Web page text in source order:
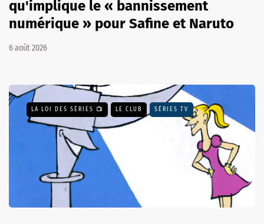
qu'implique le « bannissement
numérique » pour Safine et Naruto
6 août 2026
LA LOI DES SÉRIES 📺 LE CLUB SÉRIES TV